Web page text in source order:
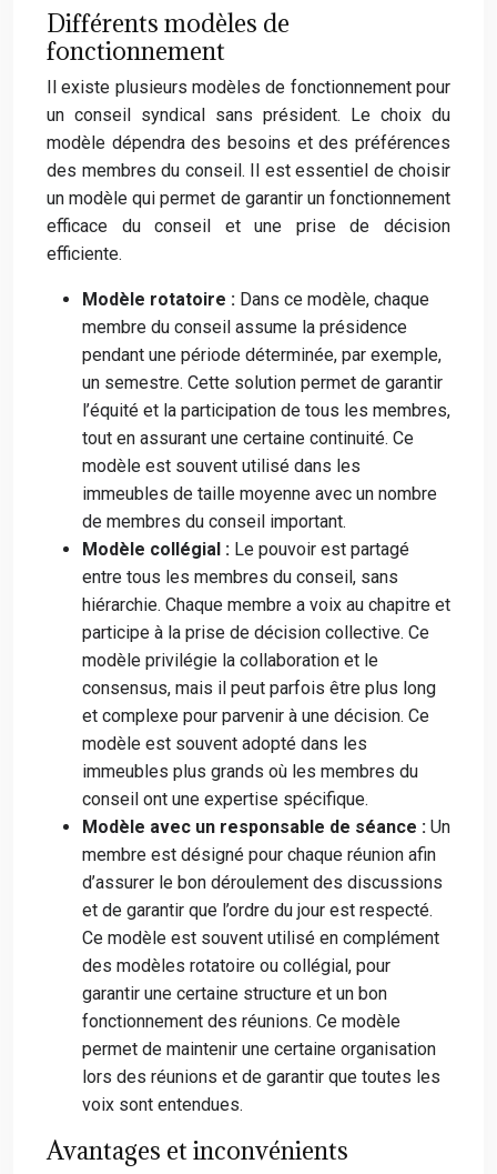
Différents modèles de
fonctionnement
Il existe plusieurs modèles de fonctionnement pour
un conseil syndical sans président. Le choix du
modèle dépendra des besoins et des préférences
des membres du conseil. Il est essentiel de choisir
un modèle qui permet de garantir un fonctionnement
efficace du conseil et une prise de décision
efficiente.
Modèle rotatoire : Dans ce modèle, chaque
membre du conseil assume la présidence
pendant une période déterminée, par exemple,
un semestre. Cette solution permet de garantir
l’équité et la participation de tous les membres,
tout en assurant une certaine continuité. Ce
modèle est souvent utilisé dans les
immeubles de taille moyenne avec un nombre
de membres du conseil important.
Modèle collégial : Le pouvoir est partagé
entre tous les membres du conseil, sans
hiérarchie. Chaque membre a voix au chapitre et
participe à la prise de décision collective. Ce
modèle privilégie la collaboration et le
consensus, mais il peut parfois être plus long
et complexe pour parvenir à une décision. Ce
modèle est souvent adopté dans les
immeubles plus grands où les membres du
conseil ont une expertise spécifique.
Modèle avec un responsable de séance : Un
membre est désigné pour chaque réunion afin
d’assurer le bon déroulement des discussions
et de garantir que l’ordre du jour est respecté.
Ce modèle est souvent utilisé en complément
des modèles rotatoire ou collégial, pour
garantir une certaine structure et un bon
fonctionnement des réunions. Ce modèle
permet de maintenir une certaine organisation
lors des réunions et de garantir que toutes les
voix sont entendues.
Avantages et inconvénients